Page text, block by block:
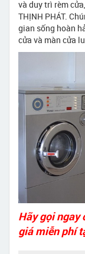
và duy trì rèm
THỊNH PHÁT.
gian sống hoàn
cửa và màn cửa
Hãy gọi ngay
giá miễn phí